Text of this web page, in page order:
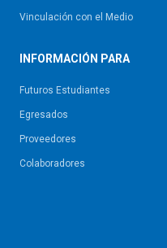
Vinculación con el Medio
INFORMACIÓN PARA
Futuros Estudiantes
Egresados
Proveedores
Colaboradores